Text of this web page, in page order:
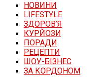
НОВИНИ
LIFESTYLE
ЗДОРОВ’Я
КУРЙОЗИ
ПОРАДИ
РЕЦЕПТИ
ШОУ-БІЗНЕС
ЗА КОРДОНОМ